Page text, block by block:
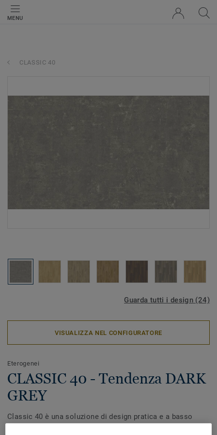
MENU
CLASSIC 40
Guarda tutti i design (24)
VISUALIZZA NEL CONFIGURATORE
Eterogenei
CLASSIC 40 - Tendenza DARK
GREY
Classic 40 è una soluzione di design pratica e a basso